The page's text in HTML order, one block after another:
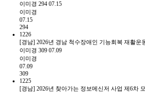
이미경 294 07.15
이미경
07.15
294
1226
[경남] 2026년 경남 척수장애인 기능회복 재활운
이미경 309 07.09
이미경
07.09
309
1225
[경남] 2026년 찾아가는 정보메신저 사업 제6차